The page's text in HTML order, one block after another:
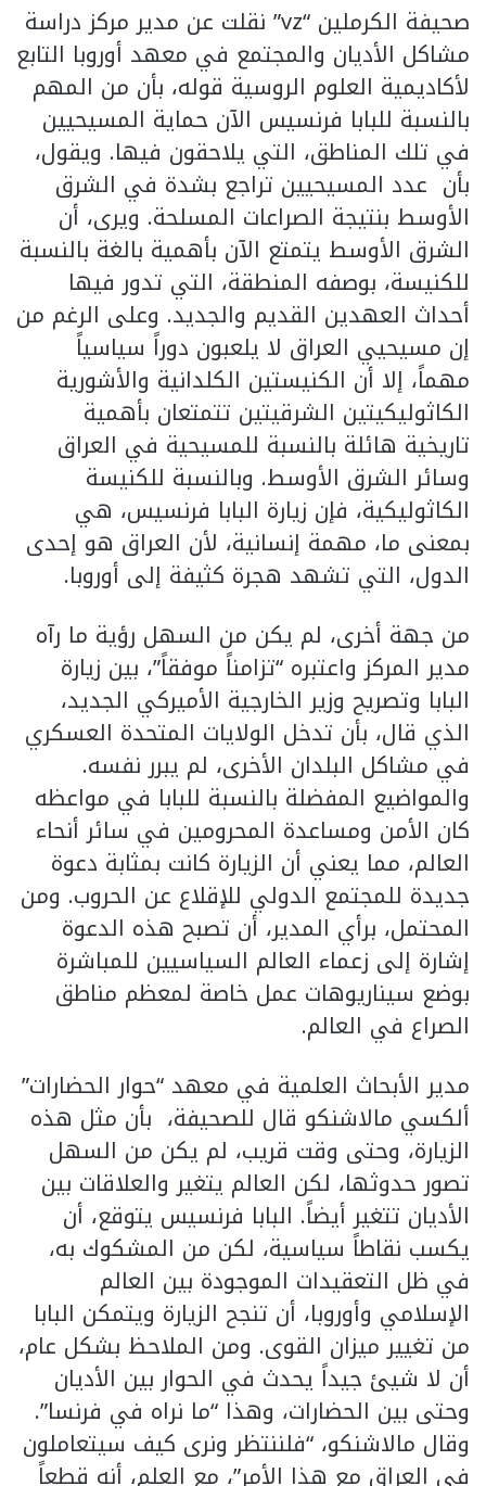
صحيفة الكرملين “vz” نقلت عن مدير مركز دراسة
مشاكل الأديان والمجتمع في معهد أوروبا التابع
لأكاديمية العلوم الروسية قوله، بأن من المهم
بالنسبة للبابا فرنسيس الآن حماية المسيحيين
في تلك المناطق، التي يلاحقون فيها. ويقول،
بأن عدد المسيحيين تراجع بشدة في الشرق
الأوسط بنتيجة الصراعات المسلحة. ويرى، أن
الشرق الأوسط يتمتع الآن بأهمية بالغة بالنسبة
للكنيسة، بوصفه المنطقة، التي تدور فيها
أحداث العهدين القديم والجديد. وعلى الرغم من
إن مسيحيي العراق لا يلعبون دوراً سياسياً
مهماً، إلا أن الكنيستين الكلدانية والأشورية
الكاثوليكيتين الشرقيتين تتمتعان بأهمية
تاريخية هائلة بالنسبة للمسيحية في العراق
وسائر الشرق الأوسط. وبالنسبة للكنيسة
الكاثوليكية، فإن زيارة البابا فرنسيس، هي
بمعنى ما، مهمة إنسانية، لأن العراق هو إحدى
الدول، التي تشهد هجرة كثيفة إلى أوروبا.
من جهة أخرى، لم يكن من السهل رؤية ما رآه
مدير المركز واعتبره “تزامناً موفقاً”، بين زيارة
البابا وتصريح وزير الخارجية الأميركي الجديد،
الذي قال، بأن تدخل الولايات المتحدة العسكري
في مشاكل البلدان الأخرى، لم يبرر نفسه.
والمواضيع المفضلة بالنسبة للبابا في مواعظه
كان الأمن ومساعدة المحرومين في سائر أنحاء
العالم، مما يعني أن الزيارة كانت بمثابة دعوة
جديدة للمجتمع الدولي للإقلاع عن الحروب. ومن
المحتمل، برأي المدير، أن تصبح هذه الدعوة
إشارة إلى زعماء العالم السياسيين للمباشرة
بوضع سيناريوهات عمل خاصة لمعظم مناطق
الصراع في العالم.
مدير الأبحاث العلمية في معهد “حوار الحضارات”
ألكسي مالاشنكو قال للصحيفة، بأن مثل هذه
الزيارة، وحتى وقت قريب، لم يكن من السهل
تصور حدوثها، لكن العالم يتغير والعلاقات بين
الأديان تتغير أيضاً. البابا فرنسيس يتوقع، أن
يكسب نقاطاً سياسية، لكن من المشكوك به،
في ظل التعقيدات الموجودة بين العالم
الإسلامي وأوروبا، أن تنجح الزيارة ويتمكن البابا
من تغيير ميزان القوى. ومن الملاحظ بشكل عام،
أن لا شيئ جيداً يحدث في الحوار بين الأديان
وحتى بين الحضارات، وهذا “ما نراه في فرنسا”.
وقال مالاشنكو، “فلننتظر ونرى كيف سيتعاملون
في العراق مع هذا الأمر”، مع العلم، أنه قطعاً